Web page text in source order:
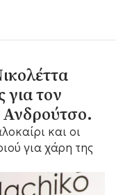
για τον
και οι
για χάρη της